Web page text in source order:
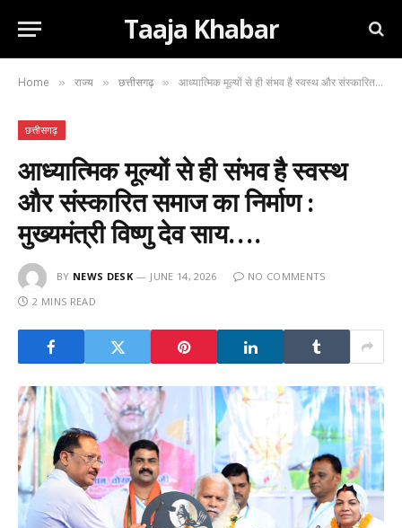
Taaja Khabar
Home » राज्य » छत्तीसगढ़ » आध्यात्मिक मूल्यों से ही संभव है स्वस्थ और संस्कारित समाज का निर्माण : मुख्यमंत्री विष्णु देव साय….
छत्तीसगढ़
आध्यात्मिक मूल्यों से ही संभव है स्वस्थ
और संस्कारित समाज का निर्माण :
मुख्यमंत्री विष्णु देव साय….
BY NEWS DESK JUNE 14, 2026
NO COMMENTS
2 MINS READ